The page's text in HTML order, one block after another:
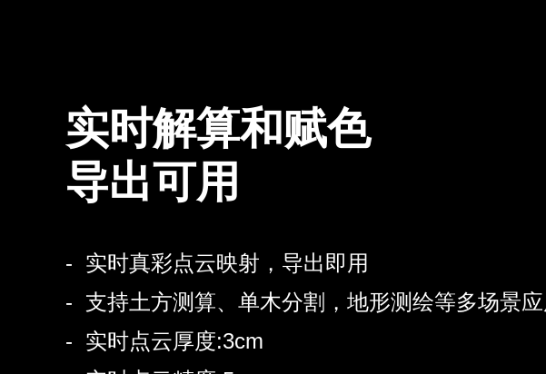
实时解算和赋色
导出可用
- 实时真彩点云映射，导出即用
- 支持土方测算、单木分割，地形测绘等多场景
- 实时点云厚度:3cm